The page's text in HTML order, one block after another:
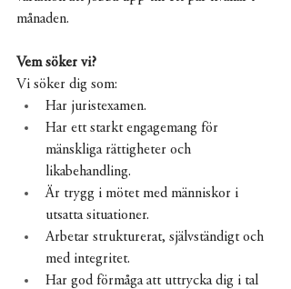
månaden.
Vem söker vi?
Vi söker dig som:
Har juristexamen.
Har ett starkt engagemang för
mänskliga rättigheter och
likabehandling.
Är trygg i mötet med människor i
utsatta situationer.
Arbetar strukturerat, självständigt och
med integritet.
Har god förmåga att uttrycka dig i tal